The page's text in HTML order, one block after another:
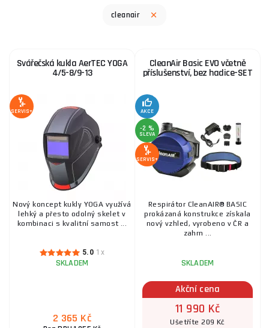
akumulátor,nabíječka,2filtry P R SL
SKLADEM KOUPIT
Ochranný štít CleanAir Omnira Air s rozvodem
vzduchu
KOUPIT
Akumulátor CleanAIR AerGO
ks KOUPIT
cleanair
Svářečská kukla AerTEC YOGA
4/5-8/9-13
SERVIS+
Nový koncept kukly YOGA využívá
lehký a přesto odolný skelet v
kombinaci s kvalitní samost ...
5.0 1x
SKLADEM
2 365 Kč
CleanAir Basic EVO včetně
příslušenství, bez hadice-SET
AKCE
-2 %
SLEVA
SERVIS+
Respirátor CleanAIR® BASIC
prokázaná konstrukce získala
nový vzhled, vyrobeno v ČR a
zahrn ...
SKLADEM
Akční cena
11 990 Kč
Ušetříte 209 Kč